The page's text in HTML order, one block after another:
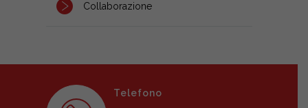
Collaborazione
Telefono